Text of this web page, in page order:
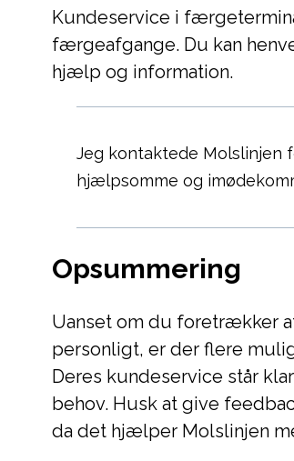
Kundeservice i
færgeafgange. Du kan
hjælp og information.
Jeg kontaktede Molslinjen
hjælpsomme og
Opsummering
Uanset om du foretrækker
personligt, er der flere
Deres kundeservice står
behov. Husk at give
da det hjælper Molslinjen